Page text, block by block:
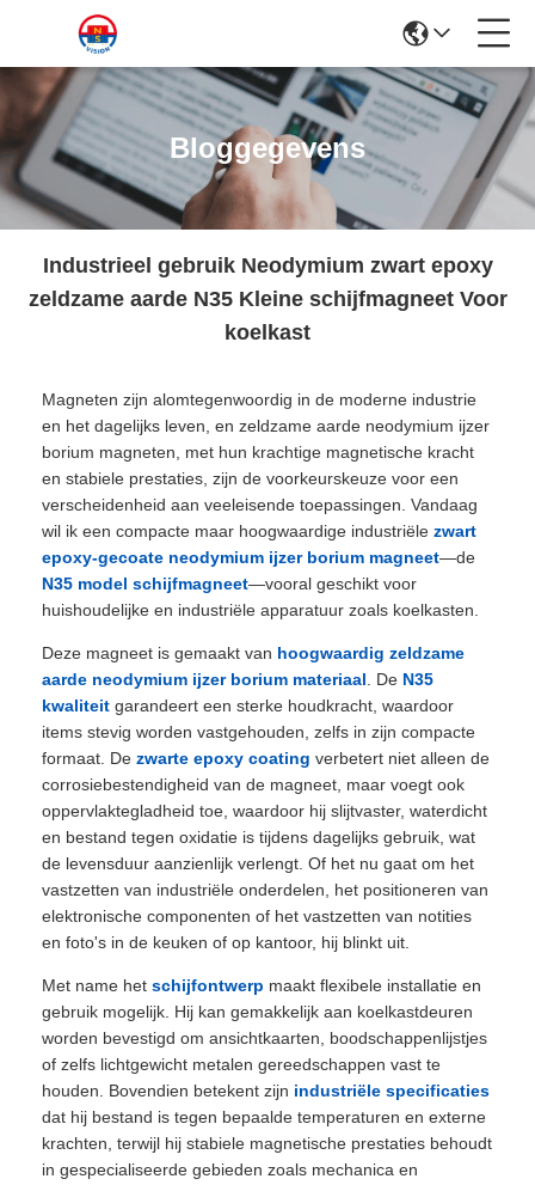
Bloggegevens
Industrieel gebruik Neodymium zwart epoxy
zeldzame aarde N35 Kleine schijfmagneet Voor
koelkast
Magneten zijn alomtegenwoordig in de moderne industrie
en het dagelijks leven, en zeldzame aarde neodymium ijzer
borium magneten, met hun krachtige magnetische kracht
en stabiele prestaties, zijn de voorkeurskeuze voor een
verscheidenheid aan veeleisende toepassingen. Vandaag
wil ik een compacte maar hoogwaardige industriële zwart
epoxy-gecoate neodymium ijzer borium magneet—de
N35 model schijfmagneet—vooral geschikt voor
huishoudelijke en industriële apparatuur zoals koelkasten.
Deze magneet is gemaakt van hoogwaardig zeldzame
aarde neodymium ijzer borium materiaal . De N35
kwaliteit garandeert een sterke houdkracht, waardoor
items stevig worden vastgehouden, zelfs in zijn compacte
formaat. De zwarte epoxy coating verbetert niet alleen de
corrosiebestendigheid van de magneet, maar voegt ook
oppervlaktegladheid toe, waardoor hij slijtvaster, waterdicht
en bestand tegen oxidatie is tijdens dagelijks gebruik, wat
de levensduur aanzienlijk verlengt. Of het nu gaat om het
vastzetten van industriële onderdelen, het positioneren van
elektronische componenten of het vastzetten van notities
en foto's in de keuken of op kantoor, hij blinkt uit.
Met name het schijfontwerp maakt flexibele installatie en
gebruik mogelijk. Hij kan gemakkelijk aan koelkastdeuren
worden bevestigd om ansichtkaarten, boodschappenlijstjes
of zelfs lichtgewicht metalen gereedschappen vast te
houden. Bovendien betekent zijn industriële specificaties
dat hij bestand is tegen bepaalde temperaturen en externe
krachten, terwijl hij stabiele magnetische prestaties behoudt
in gespecialiseerde gebieden zoals mechanica en